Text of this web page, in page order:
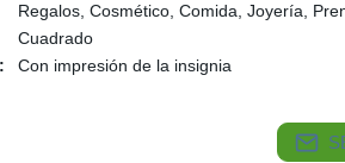
Regalos, Cosmético, Comida, Joyería,
Cuadrado
Con impresión de la insignia